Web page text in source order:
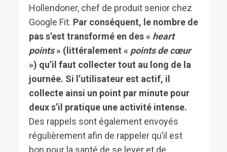
Hollendoner, chef de produit senior chez
Google Fit. Par conséquent, le nombre de
pas s’est transformé en des « heart
points» (littéralement « points de cœur
») qu’il faut collecter tout au long de la
journée. Si l’utilisateur est actif, il
collecte ainsi un point par minute pour
deux s’il pratique une activité intense.
Des rappels sont également envoyés
régulièrement afin de rappeler qu’il est
bon pour la santé de se lever et de